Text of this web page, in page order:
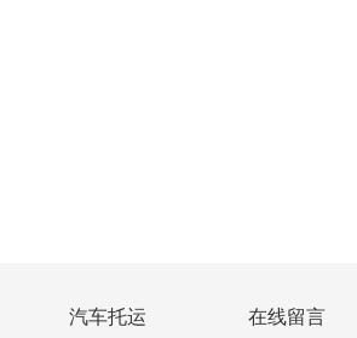
汽车托运 在线留言